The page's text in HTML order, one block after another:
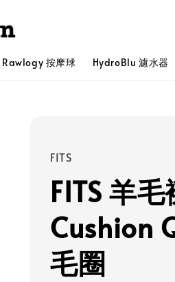
Rawlogy 按摩球 HydroBlu 濾水器
FITS
FITS 羊
Cushion
毛圈